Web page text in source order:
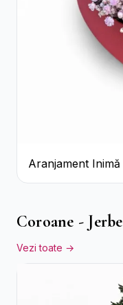
Aranjament
Floarea Miresei
Coroane -
Vezi toate →